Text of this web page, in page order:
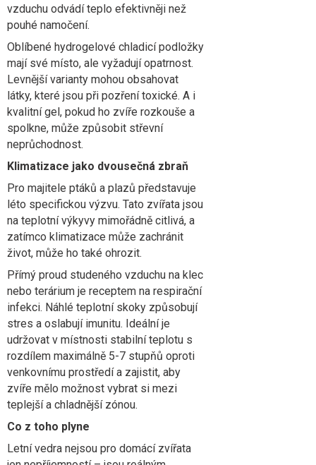
vzduchu odvádí teplo efektivněji než
pouhé namočení.
Oblíbené hydrogelové chladicí podložky
mají své místo, ale vyžadují opatrnost.
Levnější varianty mohou obsahovat
látky, které jsou při pozření toxické. A i
kvalitní gel, pokud ho zvíře rozkouše a
spolkne, může způsobit střevní
neprůchodnost.
Klimatizace jako dvousečná zbraň
Pro majitele ptáků a plazů představuje
léto specifickou výzvu. Tato zvířata jsou
na teplotní výkyvy mimořádně citlivá, a
zatímco klimatizace může zachránit
život, může ho také ohrozit.
Přímý proud studeného vzduchu na klec
nebo terárium je receptem na respirační
infekci. Náhlé teplotní skoky způsobují
stres a oslabují imunitu. Ideální je
udržovat v místnosti stabilní teplotu s
rozdílem maximálně 5-7 stupňů oproti
venkovnímu prostředí a zajistit, aby
zvíře mělo možnost vybrat si mezi
teplejší a chladnější zónou.
Co z toho plyne
Letní vedra nejsou pro domácí zvířata